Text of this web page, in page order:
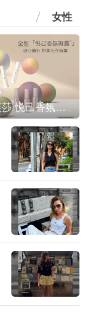
女性
IPSA茵芙莎 悦己香氛凝露上市